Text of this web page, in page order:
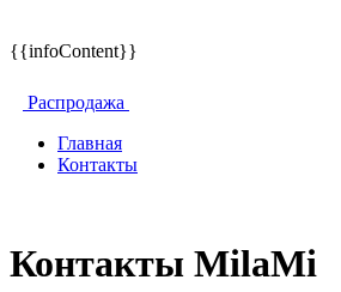
{{infoContent}}
Распродажа
Главная
Контакты
Контакты MilaMi